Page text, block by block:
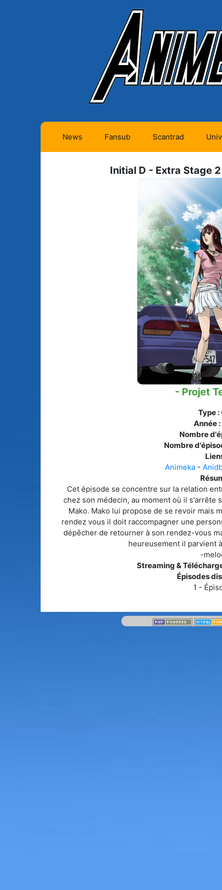
News Fansub
Animes terminés
Animes licenciés
Animes abandonnés
Tous les animes (604)
Scantrad
(Privés) (4)
Mangas en cours
(Publics) (11)
Mangas terminés
(Privés) (132)
Mangas terminés
(Publics) (88)
Mangas en pause
Mangas licenciés
Mangas
(0)
Tous les mangas
(273)
Initial D - Extra Stage
- Projet
Type :
Année :
Nombre
Nombre
Animeka -
Cet épisode se concentre sur la relation
chez son médecin, au moment où il s'arrête
Mako. Mako lui propose de se revoir mais
rendez vous il doit raccompagner une
dépêcher de retourner à son rendez-vous
heureusement il parvient
-
Streaming &
Épisodes
1 -